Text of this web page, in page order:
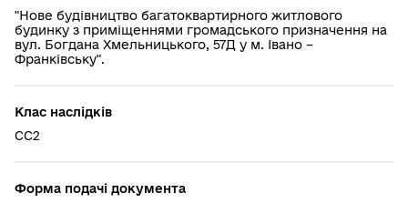
"Нове будівництво багатоквартирного житлового
будинку з приміщеннями громадського призначення на
вул. Богдана Хмельницького, 57Д у м. Івано –
Франківську".
Клас наслідків
СС2
Форма подачі документа